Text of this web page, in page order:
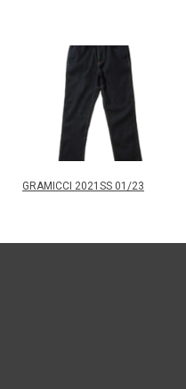
GRAMICCI 2021SS 01/23